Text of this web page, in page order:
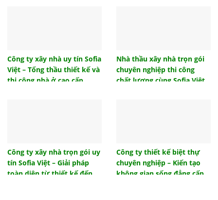
phong thủy Sofia Việt
Mẫu thiết kế nội thất phòng ngủ đẹp hiện đại 2021
trọng
Tham khảo một số giải pháp thiết kế đèn phòng
khách ấn tượng
Công ty xây nhà uy tín Sofia
Việt – Tổng thầu thiết kế và
thi công nhà ở cao cấp
Nhà thầu xây nhà trọn gói
chuyên nghiệp thi công
chất lượng cùng Sofia Việt
Công ty xây nhà trọn gói uy
tín Sofia Việt – Giải pháp
toàn diện từ thiết kế đến
Công ty thiết kế biệt thự
chuyên nghiệp – Kiến tạo
không gian sống đẳng cấp